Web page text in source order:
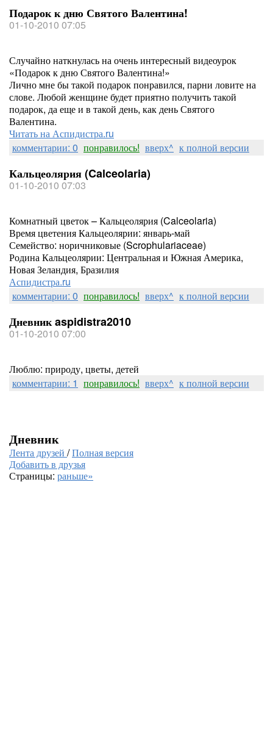
Подарок к дню Святого Валентина!
01-10-2010 07:05
Случайно наткнулась на очень интересный видеоурок
«Подарок к дню Святого Валентина!»
Лично мне бы такой подарок понравился, парни ловите на
слове. Любой женщине будет приятно получить такой
подарок, да еще и в такой день, как день Святого
Валентина.
Читать на Аспидистра.ru
комментарии: 0 понравилось! вверх^ к полной версии
Кальцеолярия (Calceolaria)
01-10-2010 07:03
Комнатный цветок – Кальцеолярия (Calceolaria)
Время цветения Кальцеолярии: январь-май
Семейство: норичниковые (Scrophulariaceae)
Родина Кальцеолярии: Центральная и Южная Америка,
Новая Зеландия, Бразилия
Аспидистра.ru
комментарии: 0 понравилось! вверх^ к полной версии
Дневник aspidistra2010
01-10-2010 07:00
Люблю: природу, цветы, детей
комментарии: 1 понравилось! вверх^ к полной версии
Дневник
Лента друзей /Полная версия
Добавить в друзья
Страницы: раньше»